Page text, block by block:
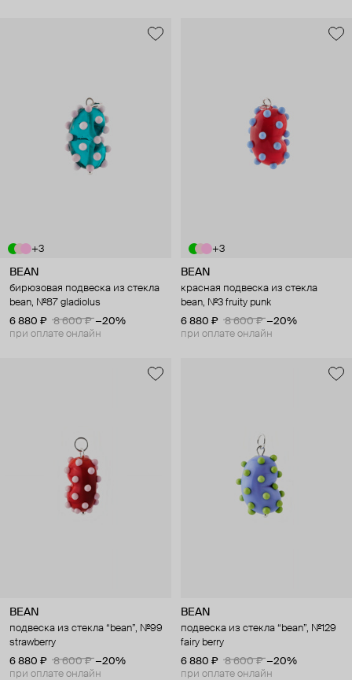
+3
BEAN
бирюзовая подвеска из стекла
bean, №87 gladiolus
6 880 ₽
8 600 ₽ −20%
при оплате онлайн
+3
BEAN
красная подвеска из стекла
bean, №3 fruity punk
6 880 ₽
8 600 ₽ −20%
при оплате онлайн
BEAN
подвеска из стекла “bean”, №99
strawberry
6 880 ₽
8 600 ₽ −20%
при оплате онлайн
BEAN
подвеска из стекла “bean”, №129
fairy berry
6 880 ₽
8 600 ₽ −20%
при оплате онлайн